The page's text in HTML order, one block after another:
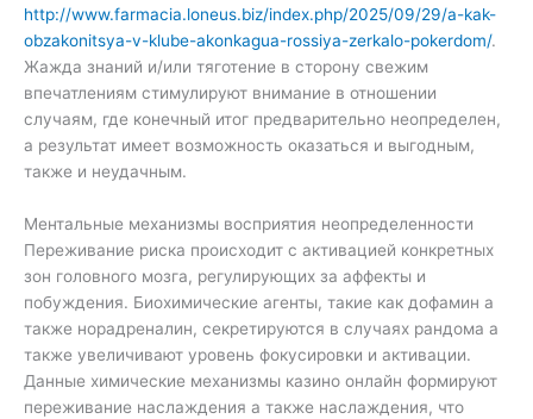
http://www.farmacia.loneus.biz/index.php/2025/09/29/a-kak-
obzakonitsya-v-klube-akonkagua-rossiya-zerkalo-pokerdom/.
Жажда знаний и/или тяготение в сторону свежим
впечатлениям стимулируют внимание в отношении
случаям, где конечный итог предварительно неопределен,
а результат имеет возможность оказаться и выгодным,
также и неудачным.
Ментальные механизмы восприятия неопределенности
Переживание риска происходит с активацией конкретных
зон головного мозга, регулирующих за аффекты и
побуждения. Биохимические агенты, такие как дофамин а
также норадреналин, секретируются в случаях рандома а
также увеличивают уровень фокусировки и активации.
Данные химические механизмы казино онлайн формируют
переживание наслаждения а также наслаждения, что